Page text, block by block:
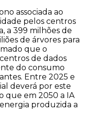
associada ao
pelos centros
a 399 milhões de
de árvores para
que o
de dados
do consumo
Entre 2025 e
deverá por este
que em 2050 a IA
produzida a